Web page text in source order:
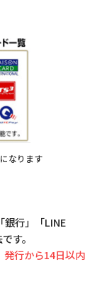
なります
銀行」「LINE
す。
発行から14日以内